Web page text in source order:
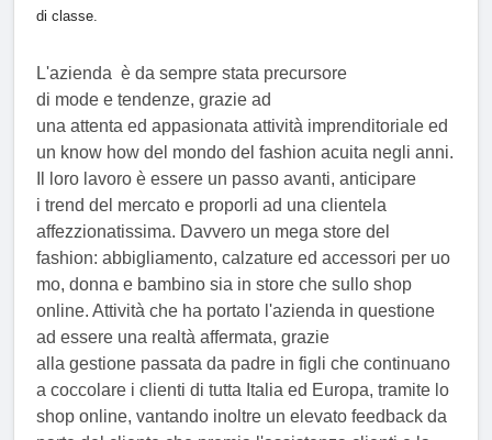
di classe.
L'azienda è da sempre stata precursore
di mode e tendenze, grazie ad
una attenta ed appasionata attività imprenditoriale ed
un know how del mondo del fashion acuita negli anni.
Il loro lavoro è essere un passo avanti, anticipare
i trend del mercato e proporli ad una clientela
affezzionatissima. Davvero un mega store del
fashion: abbigliamento, calzature ed accessori per uo
mo, donna e bambino sia in store che sullo shop
online. Attività che ha portato l'azienda in questione
ad essere una realtà affermata, grazie
alla gestione passata da padre in figli che continuano
a coccolare i clienti di tutta Italia ed Europa, tramite lo
shop online, vantando inoltre un elevato feedback da